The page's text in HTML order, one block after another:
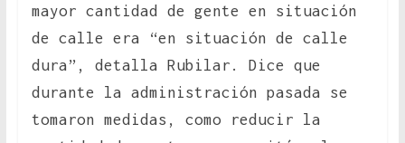
mayor cantidad de gente en situación
de calle era “en situación de calle
dura”, detalla Rubilar. Dice que
durante la administración pasada se
tomaron medidas, como reducir la